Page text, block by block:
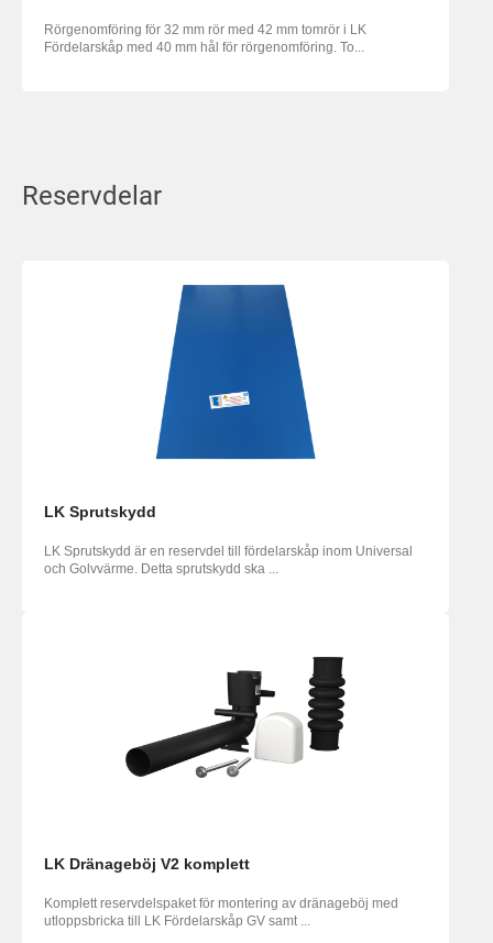
Rörgenomföring för 32 mm rör med 42 mm tomrör i LK
Fördelarskåp med 40 mm hål för rörgenomföring. To...
Reservdelar
LK Sprutskydd
LK Sprutskydd är en reservdel till fördelarskåp inom Universal
och Golvvärme. Detta sprutskydd ska ...
LK Dränageböj V2 komplett
Komplett reservdelspaket för montering av dränageböj med
utloppsbricka till LK Fördelarskåp GV samt ...